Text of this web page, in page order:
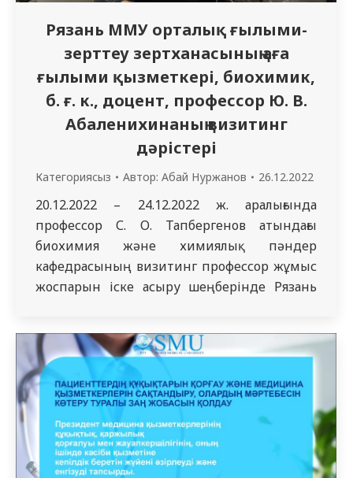
Рязань ММУ орталық ғылыми-
зерттеу зертханасының аға
ғылыми қызметкері, биохимик,
б. ғ. к., доцент, профессор Ю. В.
Абаленихинаның визитинг
дәрістері
Категориясыз Автор: Абай Нуржанов 26.12.2022
20.12.2022 – 24.12.2022 ж. аралығында
профессор С. О. Тапбергенов атындағы
биохимия және химиялық пәндер
кафедрасының визитинг профессор жұмыс
жоспарын іске асыру шеңберінде Рязань
биохимик, б. ғ. к., доценті Абаленихина Юлия
Владимировнаның “Жасушалық
технологиялар: тотығу стресін модельдеу
және анықтау тәсілдері” тақырыбында
мастер-классы өтті. Мастер-классты
ұйымдастыруға және оның жұмысына ҚР…